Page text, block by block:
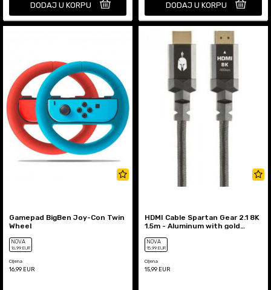
DODAJ U KORPU DODAJ U KORPU
Gamepad BigBen Joy-Con Twin
Wheel
NOVA
16,99 EUR
Cijena
16,99 EUR
HDMI Cable Spartan Gear 2.1 8K
1.5m - Aluminum with gold
NOVA
15,99 EUR
Cijena
15,99 EUR